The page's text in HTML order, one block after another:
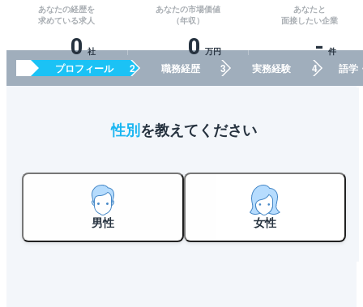
あなたの経歴を
求めている求人
0 社
あなたの市場価値
（年収）
0 万円
あなたと
面接したい企業
- 件
プロフィール 職務経歴 実務経験 語学
性別を教えてください
男性 女性